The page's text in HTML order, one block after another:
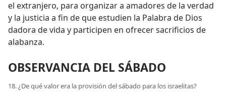
el extranjero, para organizar a amadores de la verdad
y la justicia a fin de que estudien la Palabra de Dios
dadora de vida y participen en ofrecer sacrificios de
alabanza.
OBSERVANCIA DEL SÁBADO
18. ¿De qué valor era la provisión del sábado para los israelitas?